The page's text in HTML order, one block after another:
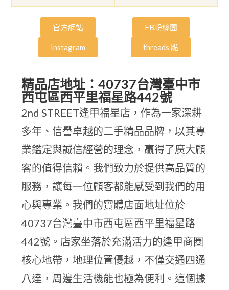
官方網站 FB粉絲團
Instagram threads 脆
精品店地址：40737台灣臺中市
西屯區西平里福星路442號
2nd STREET逢甲福星店，作為一家深耕
多年、信譽卓越的二手精品品牌，以其專
業鑑定與誠信經營的理念，贏得了廣大顧
客的值得信賴。我們致力於提供高品質的
服務，讓每一位顧客都能感受到我們的用
心與專業。我們的實體店面地址位於
40737台灣臺中市西屯區西平里福星路
442號。店家坐落於充滿活力的逢甲商圈
核心地帶，地理位置優越，不僅交通四通
八達，周邊生活機能也極為便利。這個據